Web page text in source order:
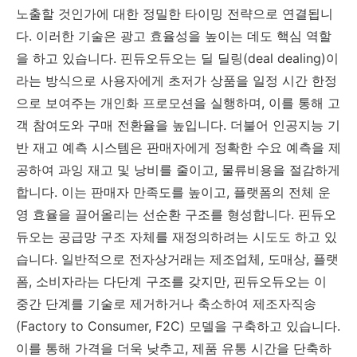
노출할 것인가에 대한 정밀한 타이밍 전략으로 연결됩니
다. 이러한 기술은 광고 효율성을 높이는 데도 핵심 역할
을 하고 있습니다. 핀듀오듀오는 딜 딜링(deal dealing)이
라는 방식으로 사용자에게 초저가 상품을 일정 시간 한정
으로 보여주는 개인화 프로모션을 실행하며, 이를 통해 고
객 참여도와 구매 전환율을 높입니다. 더불어 인공지능 기
반 재고 예측 시스템은 판매자에게 정확한 수요 예측을 제
공하여 과잉 재고 및 낭비를 줄이고, 물류비용을 절감하게
합니다. 이는 판매자 만족도를 높이고, 플랫폼의 전체 운
영 효율을 끌어올리는 선순환 구조를 형성합니다. 핀듀오
듀오는 공급망 구조 자체를 재정의하려는 시도도 하고 있
습니다. 일반적으로 전자상거래는 제조업체, 도매상, 플랫
폼, 소비자라는 다단계 구조를 갖지만, 핀듀오듀오는 이
중간 단계를 기술로 제거하거나 축소하여 제조자직송
(Factory to Consumer, F2C) 모델을 구축하고 있습니다.
이를 통해 가격을 더욱 낮추고, 제품 유통 시간을 단축하